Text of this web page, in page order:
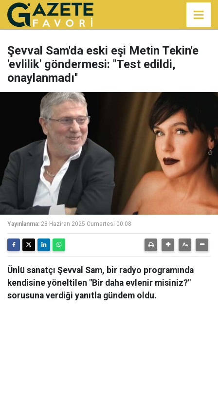
Şevval Sam'da eski eşi Metin Tekin'e
'evlilik' göndermesi: ''Test edildi,
onaylanmadı''
Yayınlanma: 28 Haziran 2025 Cumartesi 00:08
Ünlü sanatçı Şevval Sam, bir radyo programında
kendisine yöneltilen "Bir daha evlenir misiniz?"
sorusuna verdiği yanıtla gündem oldu.